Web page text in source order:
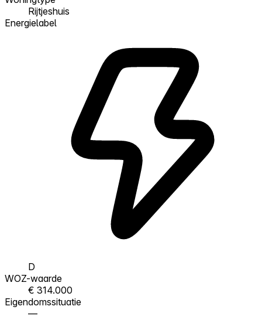
Rijtjeshuis
Energielabel
D
WOZ-waarde
€ 314.000
Eigendomssituatie
—